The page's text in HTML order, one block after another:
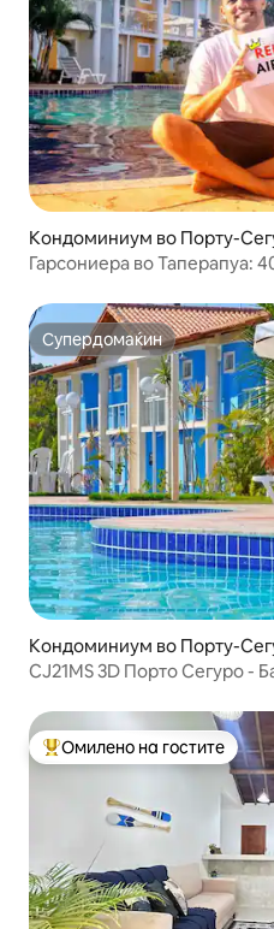
Кондоминиум во Порту-
Гарсониера во Таперапуа:
Супердомаќин
Супердомаќин
Кондоминиум во Порту-
CJ21MS 3D Порто Сегуро -
Меѓу најуспешните
Омилено на гостите